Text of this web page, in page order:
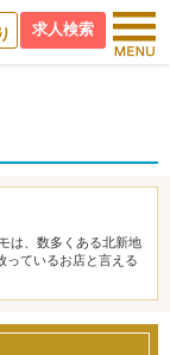
求人検索
は、数多くある北新地
っているお店と言える